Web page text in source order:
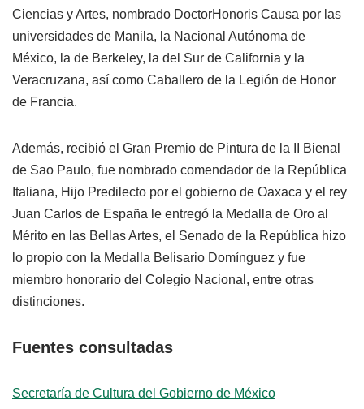
Ciencias y Artes, nombrado DoctorHonoris Causa por las
universidades de Manila, la Nacional Autónoma de
México, la de Berkeley, la del Sur de California y la
Veracruzana, así como Caballero de la Legión de Honor
de Francia.
Además, recibió el Gran Premio de Pintura de la II Bienal
de Sao Paulo, fue nombrado comendador de la República
Italiana, Hijo Predilecto por el gobierno de Oaxaca y el rey
Juan Carlos de España le entregó la Medalla de Oro al
Mérito en las Bellas Artes, el Senado de la República hizo
lo propio con la Medalla Belisario Domínguez y fue
miembro honorario del Colegio Nacional, entre otras
distinciones.
Fuentes consultadas
Secretaría de Cultura del Gobierno de México